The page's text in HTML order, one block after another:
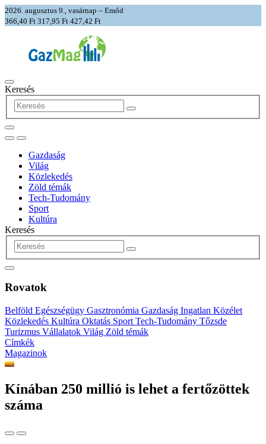
2026. augusztus 9., vasárnap – Emőd
366,40 Ft 317,95 Ft 427,42 Ft
Keresés
Gazdaság
Világ
Közlekedés
Zöld témák
Tech-Tudomány
Sport
Kultúra
Keresés
Rovatok
Belföld Egészségügy Gasztronómia Gazdaság Ingatlan Közélet
Közlekedés Kultúra Oktatás Sport Tech-Tudomány Tőzsde
Turizmus Vállalatok Világ Zöld témák
Címkék
Magazinok
Kínában 250 millió is lehet a fertőzöttek
száma